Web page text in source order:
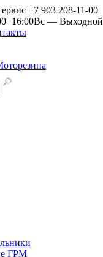
+7 903 208-11-00
Вс — Выходной
ГРМ